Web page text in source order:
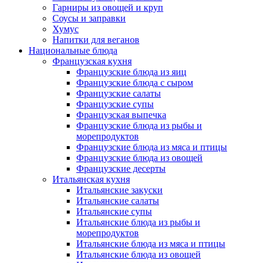
Гарниры из овощей и круп
Соусы и заправки
Хумус
Напитки для веганов
Национальные блюда
Французская кухня
Французские блюда из яиц
Французские блюда с сыром
Французские салаты
Французские супы
Французская выпечка
Французские блюда из рыбы и
морепродуктов
Французские блюда из мяса и птицы
Французские блюда из овощей
Французские десерты
Итальянская кухня
Итальянские закуски
Итальянские салаты
Итальянские супы
Итальянские блюда из рыбы и
морепродуктов
Итальянские блюда из мяса и птицы
Итальянские блюда из овощей